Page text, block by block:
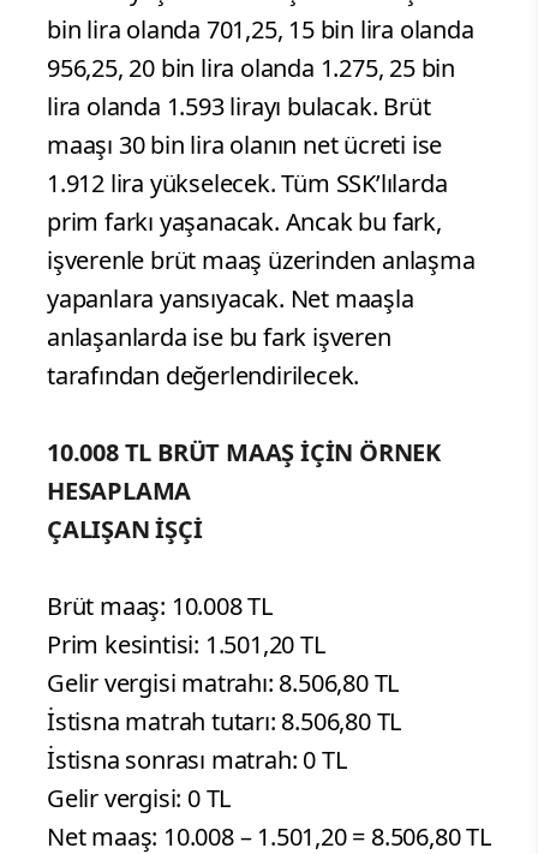
bin lira olanda 701,25, 15 bin lira olanda
956,25, 20 bin lira olanda 1.275, 25 bin
lira olanda 1.593 lirayı bulacak. Brüt
maaşı 30 bin lira olanın net ücreti ise
1.912 lira yükselecek. Tüm SSK’lılarda
prim farkı yaşanacak. Ancak bu fark,
işverenle brüt maaş üzerinden anlaşma
yapanlara yansıyacak. Net maaşla
anlaşanlarda ise bu fark işveren
tarafından değerlendirilecek.
10.008 TL BRÜT MAAŞ İÇİN ÖRNEK
HESAPLAMA
ÇALIŞAN İŞÇİ
Brüt maaş: 10.008 TL
Prim kesintisi: 1.501,20 TL
Gelir vergisi matrahı: 8.506,80 TL
İstisna matrah tutarı: 8.506,80 TL
İstisna sonrası matrah: 0 TL
Gelir vergisi: 0 TL
Net maaş: 10.008 – 1.501,20 = 8.506,80 TL